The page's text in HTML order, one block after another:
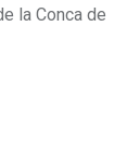
la Conca de